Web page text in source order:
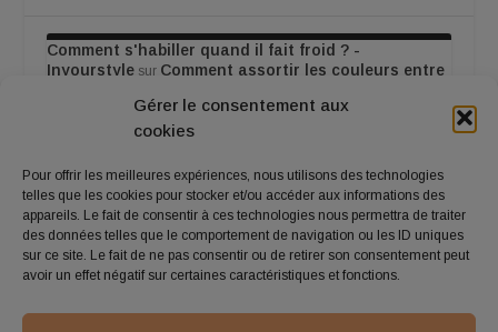
Gérer le consentement aux
cookies
Pour offrir les meilleures expériences, nous utilisons des technologies
telles que les cookies pour stocker et/ou accéder aux informations des
appareils. Le fait de consentir à ces technologies nous permettra de traiter
des données telles que le comportement de navigation ou les ID uniques
sur ce site. Le fait de ne pas consentir ou de retirer son consentement peut
avoir un effet négatif sur certaines caractéristiques et fonctions.
Comment s'habiller quand il fait froid ? -
Inyourstyle sur Comment assortir les couleurs entre
Quels sont les différents styles femme ? -
InyourstylesurQuels sont les basiques
indispensables d’une garde-robe